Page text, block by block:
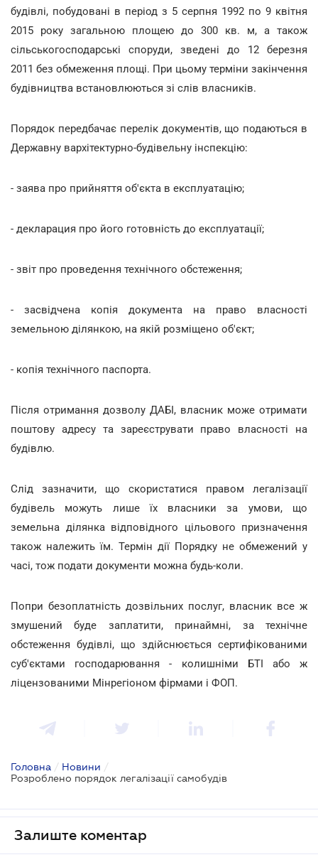
будівлі, побудовані в період з 5 серпня 1992 по 9 квітня
2015 року загальною площею до 300 кв. м, а також
сільськогосподарські споруди, зведені до 12 березня
2011 без обмеження площі. При цьому терміни закінчення
будівництва встановлюються зі слів власників.
Порядок передбачає перелік документів, що подаються в
Державну вархітектурно-будівельну інспекцію:
- заява про прийняття об'єкта в експлуатацію;
- декларация про його готовність до експлуатації;
- звіт про проведення технічного обстеження;
- засвідчена копія документа на право власності
земельною ділянкою, на якій розміщено об'єкт;
- копія технічного паспорта.
Після отримання дозволу ДАБІ, власник може отримати
поштову адресу та зареєструвати право власності на
будівлю.
Слід зазначити, що скористатися правом легалізації
будівель можуть лише їх власники за умови, що
земельна ділянка відповідного цільового призначення
також належить їм. Термін дії Порядку не обмежений у
часі, тож подати документи можна будь-коли.
Попри безоплатність дозвільних послуг, власник все ж
змушений буде заплатити, принаймні, за технічне
обстеження будівлі, що здійснюється сертифікованими
суб'єктами господарювання - колишніми БТІ або ж
ліцензованими Мінрегіоном фірмами і ФОП.
Головна / Новини /
Розроблено порядок легалізації самобудів
Залиште коментар